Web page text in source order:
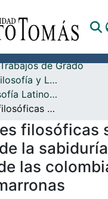
de Grado
Facultad de Filosofía y Letras
Maestría Filosofía Latinoamericana
Acotaciones filosóficas sobre el horizonte de la sabiduría ancestral de las colombias negras-cimarronas
filosóficas
la sabiduría
las